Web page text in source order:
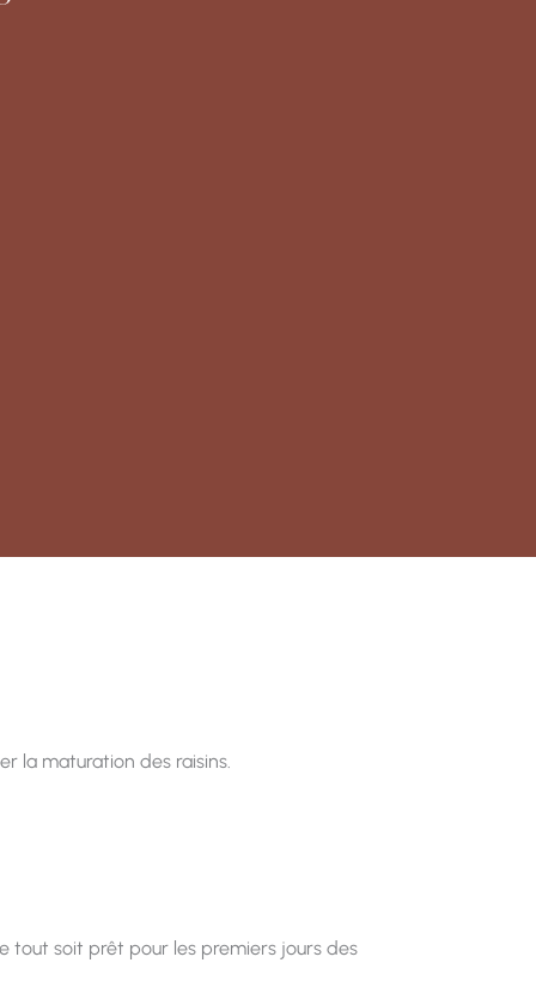
la maturation des raisins.
tout soit prêt pour les premiers jours des